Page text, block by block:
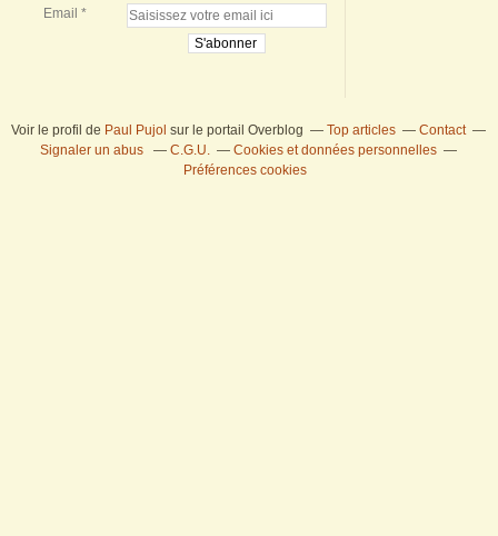
Email
Voir le profil de Paul Pujol sur le portail Overblog Top articles
Contact
Signaler un abus
C.G.U.
Cookies et données personnelles
Préférences cookies